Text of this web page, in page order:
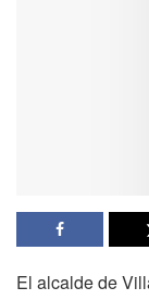
El alcalde de